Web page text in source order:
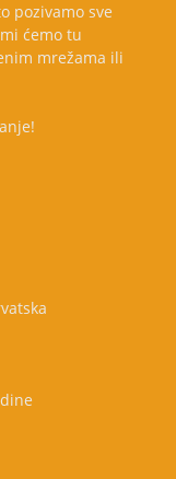
pozivamo sve
ćemo tu
mrežama ili